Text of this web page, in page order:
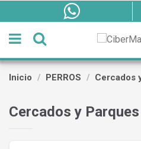
Inicio PERROS Cercados
Cercados y